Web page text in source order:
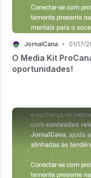
JornalCana • 01/17/
O Media Kit
oportunidades!